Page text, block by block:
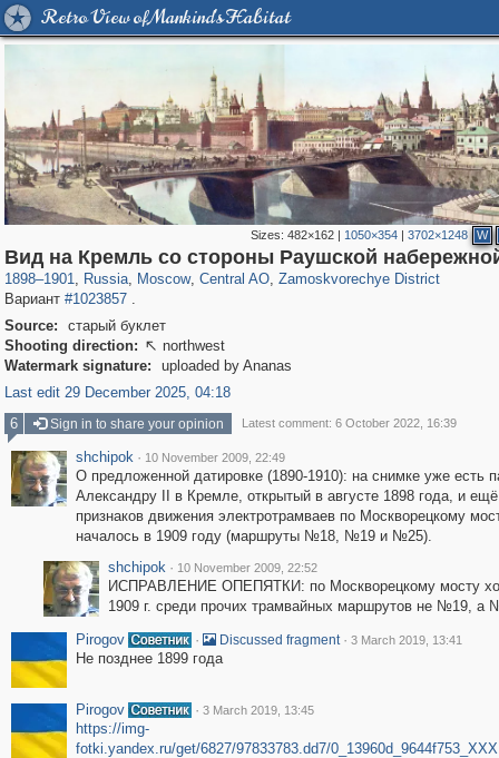
Retro View of Mankind's Habitat
Sizes: 482×162| 1050×354| 3702×1248 W
Вид на Кремль со стороны Раушской
1898–1901, Russia
1,406,837 29,243
, Moscow
319,861 8,286
, Central AO
160,009 5,916
, Zamoskvorechye District
6,190 211
Вариант #1023857.
Source:
старый буклет
Shooting direction:  northwest
Watermark signature:
uploaded by Ananas
Last edit 29 December 2025, 04:18
6
Sign in to share your opinion Latest comment: 6 October 2022, 16:39
shchipok · 10 November 2009, 22:49
О предложенной датировке (1890-1910): на снимке уже есть
Александру II в Кремле, открытый в августе 1898 года, и
признаков движения электротрамваев по Москворецкому
началось в 1909 году (маршруты №18, №19 и №25).
shchipok · 10 November 2009, 22:52
ИСПРАВЛЕНИЕ ОПЕПЯТКИ: по Москворецкому мосту
1909 г. среди прочих трамвайных маршрутов не №19, а
Pirogov
· Discussed fragment · 3 March 2019, 13:41
Не позднее 1899 года
Pirogov · 3 March 2019, 13:45
https://img-
fotki.yandex.ru/get/6827/97833783.dd7/